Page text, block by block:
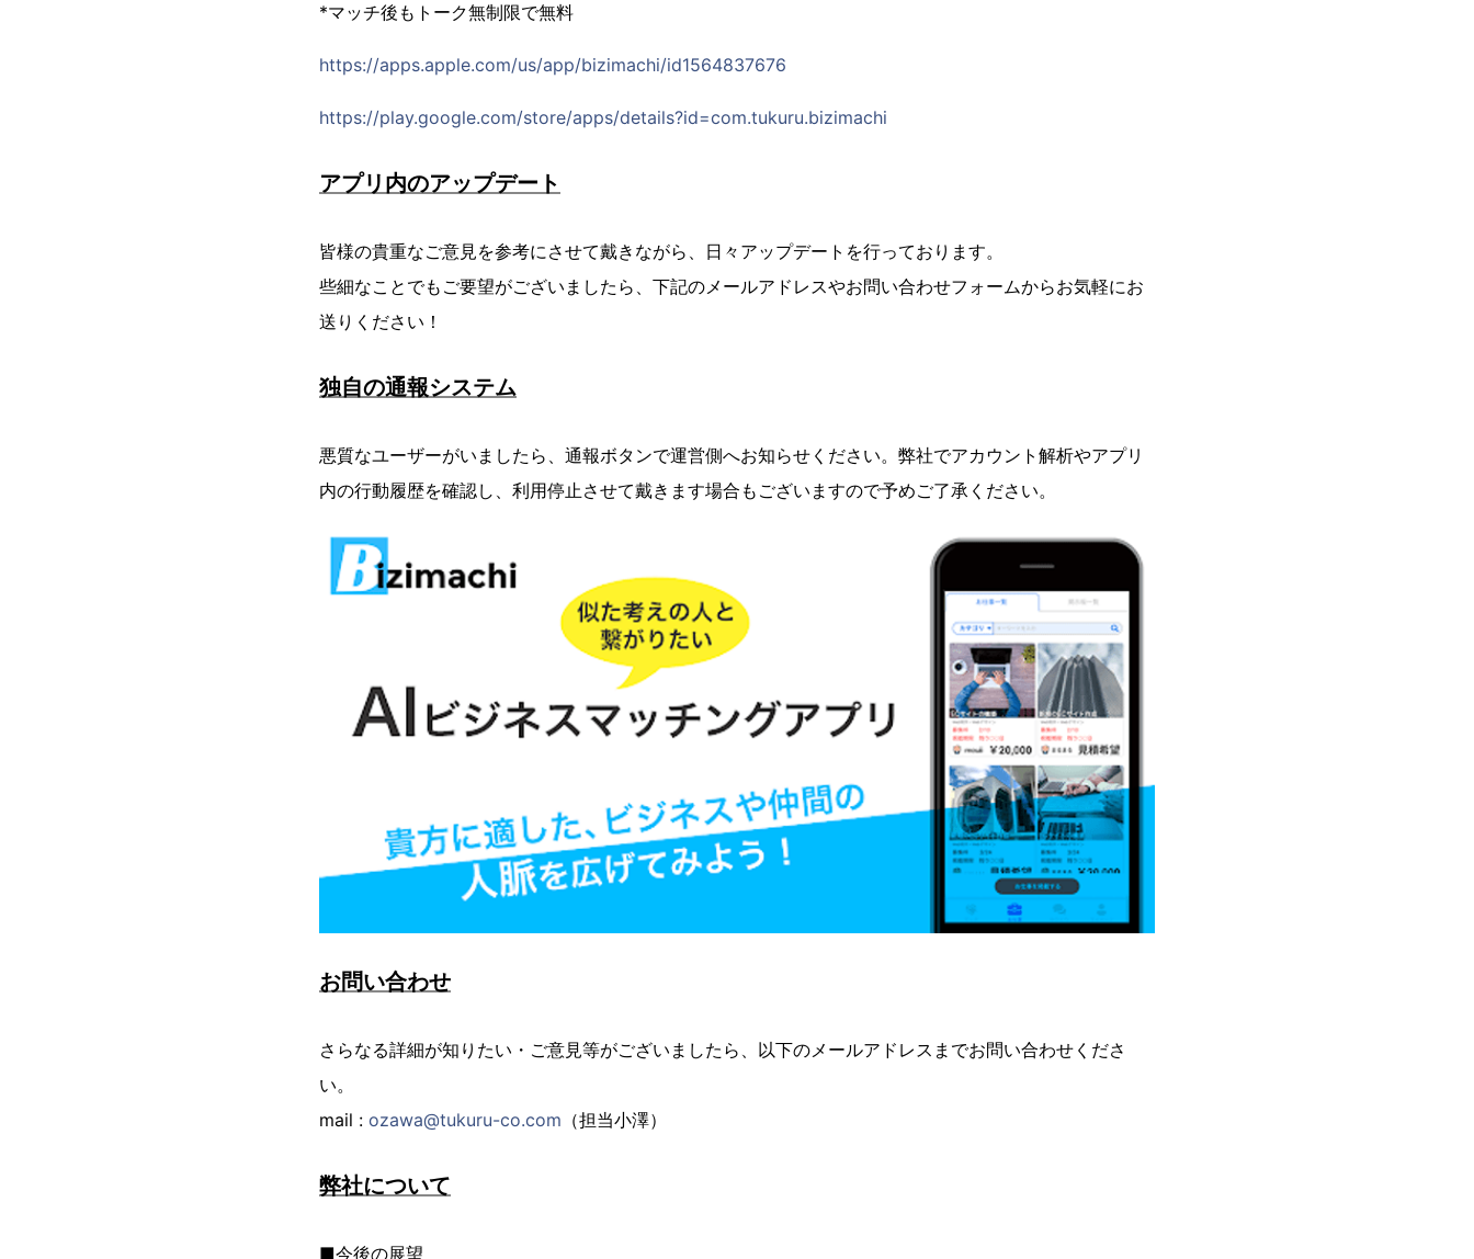
*マッチ後もトーク無制限で無料
https://apps.apple.com/us/app/bizimachi/id1564837676
https://play.google.com/store/apps/details?id=com.tukuru.bizimachi
アプリ内のアップデート
皆様の貴重なご意見を参考にさせて戴きながら、日々アップデートを行っております。
些細なことでもご要望がございましたら、下記のメールアドレスやお問い合わせフォームからお気軽にお
送りください！
独自の通報システム
悪質なユーザーがいましたら、通報ボタンで運営側へお知らせください。弊社でアカウント解析やアプリ
内の行動履歴を確認し、利用停止させて戴きます場合もございますので予めご了承ください。
お問い合わせ
さらなる詳細が知りたい・ご意見等がございましたら、以下のメールアドレスまでお問い合わせくださ
い。
mail : ozawa@tukuru-co.com （担当小澤）
弊社について
■今後の展望